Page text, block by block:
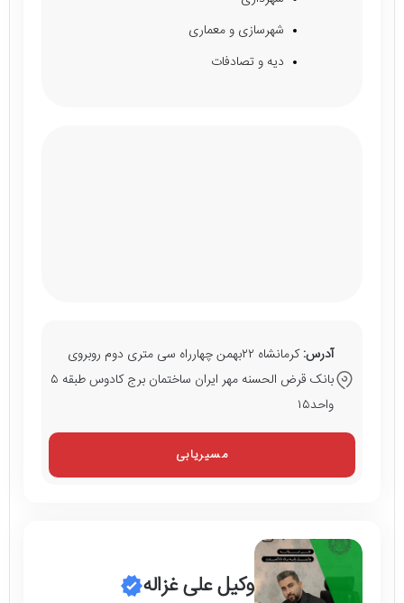
شهرسازی و معماری
دیه و تصادفات
آدرس:
کرمانشاه ۲۲بهمن چهارراه سی متری دوم روبروی
بانک قرض الحسنه مهر ایران ساختمان برج کادوس طبقه ۵
واحد۱۵
مسیریابی
وکیل علی غزاله